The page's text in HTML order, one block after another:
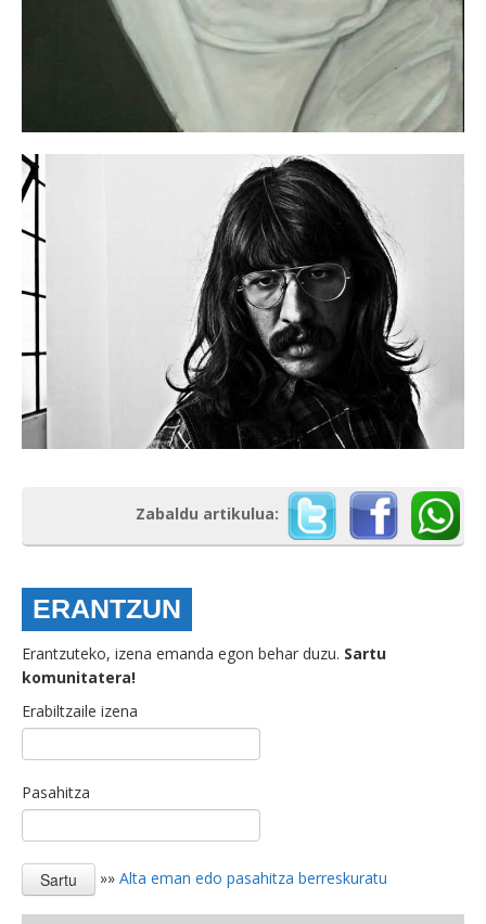
Zabaldu artikulua:
ERANTZUN
Erantzuteko, izena emanda egon behar duzu. Sartu
komunitatera!
Erabiltzaile izena
Pasahitza
»» Alta eman edo pasahitza berreskuratu